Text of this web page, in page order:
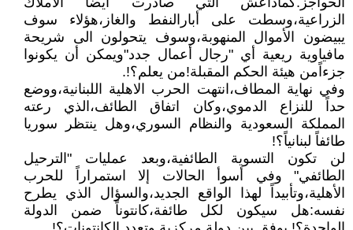
الزراعية،وسطت على أبارالنفط والغاز،هؤلاء سوف
يبيضون الأموال المنهوبة،وسوف يتحولون الى شريحة
مافياوية ريعية أي "رجال أعمال جدد"ويمكن أن يكونوا
جزءاًمن هيئة الحكم المقبلة!من يعلم؟!.
وفي نهاية المطاف،انتهت الحرب الاهلية اللبنانية،ووضع
حداً للنزاع الدموي،وكان اتفاق الطائف،الذي رعته
المملكة السعودية والنظام السوري،وهل ينتظر سوريا
طائفاً لبنانياً؟!
لن تكون التسوية الطائفية،وبعد عمليات "الترحيل
الطائفي" وفي أسوأ الحالات إلا استمراراً للحرب
الأهلية،وتأبيداً لهذا الواقع الجديد،والسؤال الذي يطرح
نفسه:هل سيكون لكل طائفة،كانتوناً ضمن الدولة